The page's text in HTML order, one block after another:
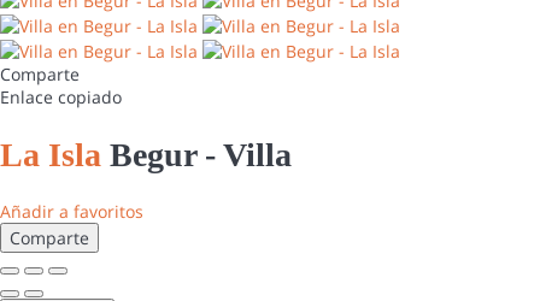
Comparte
Enlace copiado
La Isla Begur -Villa
Añadir a favoritos
Comparte